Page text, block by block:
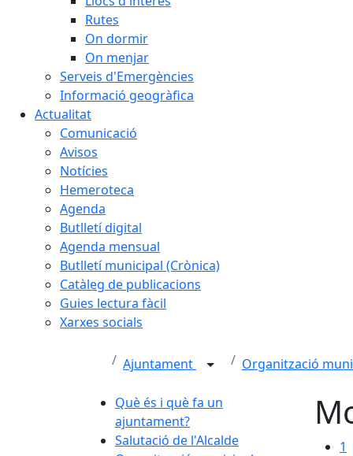
Rutes
On dormir
On menjar
Serveis d'Emergències
Informació geogràfica
Actualitat
Comunicació
Avisos
Notícies
Hemeroteca
Agenda
Butlletí digital
Agenda mensual
Butlletí municipal (Crònica)
Catàleg de publicacions
Guies lectura fàcil
Xarxes socials
Ajuntament Organització
Què és i què fa un
ajuntament?
Salutació de l'Alcalde
1